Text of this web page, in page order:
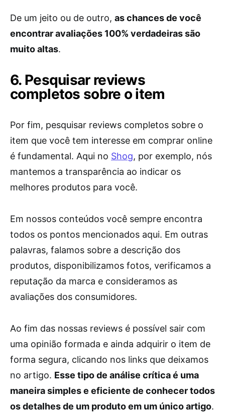
De um jeito ou de outro, as chances de você
encontrar avaliações 100% verdadeiras são
muito altas.
6. Pesquisar reviews
completos sobre o item
Por fim, pesquisar reviews completos sobre o
item que você tem interesse em comprar online
é fundamental. Aqui no Shog, por exemplo, nós
mantemos a transparência ao indicar os
melhores produtos para você.
Em nossos conteúdos você sempre encontra
todos os pontos mencionados aqui. Em outras
palavras, falamos sobre a descrição dos
produtos, disponibilizamos fotos, verificamos a
reputação da marca e consideramos as
avaliações dos consumidores.
Ao fim das nossas reviews é possível sair com
uma opinião formada e ainda adquirir o item de
forma segura, clicando nos links que deixamos
no artigo. Esse tipo de análise crítica é uma
maneira simples e eficiente de conhecer todos
os detalhes de um produto em um único artigo.